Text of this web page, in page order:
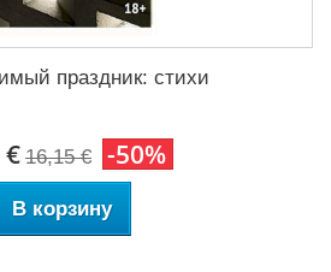
праздник: стихи
€ 16,15 € -50%
В корзину